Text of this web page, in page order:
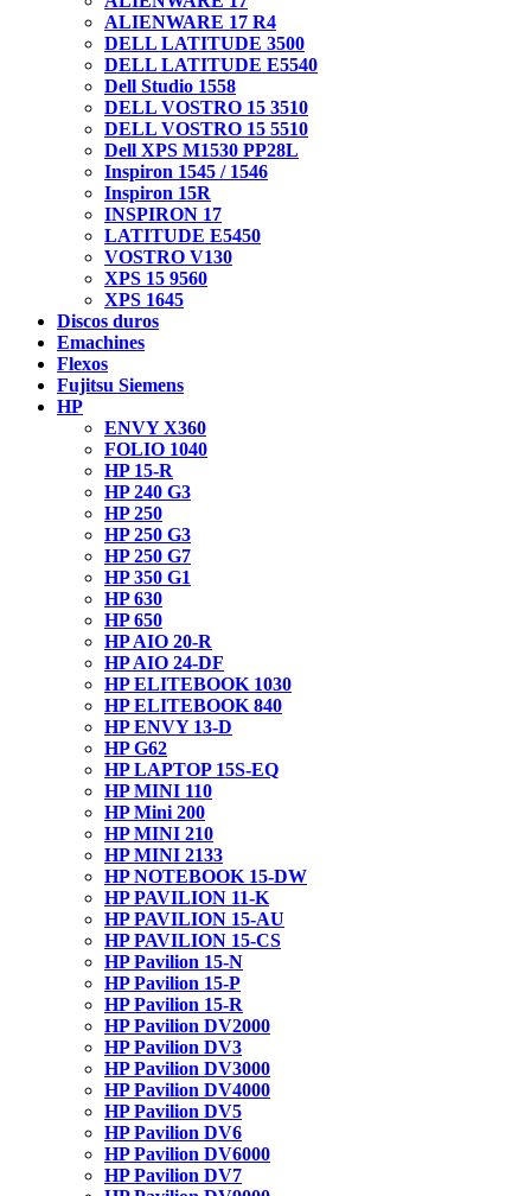
ALIENWARE 17 R4
DELL LATITUDE 3500
DELL LATITUDE E5540
Dell Studio 1558
DELL VOSTRO 15 3510
DELL VOSTRO 15 5510
Dell XPS M1530 PP28L
Inspiron 1545 / 1546
Inspiron 15R
INSPIRON 17
LATITUDE E5450
VOSTRO V130
XPS 15 9560
XPS 1645
Discos duros
Emachines
Flexos
Fujitsu Siemens
HP
ENVY X360
FOLIO 1040
HP 15-R
HP 240 G3
HP 250
HP 250 G3
HP 250 G7
HP 350 G1
HP 630
HP 650
HP AIO 20-R
HP AIO 24-DF
HP ELITEBOOK 1030
HP ELITEBOOK 840
HP ENVY 13-D
HP G62
HP LAPTOP 15S-EQ
HP MINI 110
HP Mini 200
HP MINI 210
HP MINI 2133
HP NOTEBOOK 15-DW
HP PAVILION 11-K
HP PAVILION 15-AU
HP PAVILION 15-CS
HP Pavilion 15-N
HP Pavilion 15-P
HP Pavilion 15-R
HP Pavilion DV2000
HP Pavilion DV3
HP Pavilion DV3000
HP Pavilion DV4000
HP Pavilion DV5
HP Pavilion DV6
HP Pavilion DV6000
HP Pavilion DV7